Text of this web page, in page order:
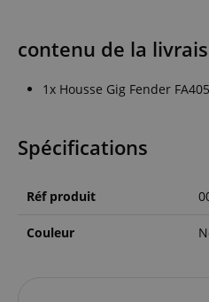
contenu de la
1x Housse Gig Fender
Spécifications
Réf produit
Couleur